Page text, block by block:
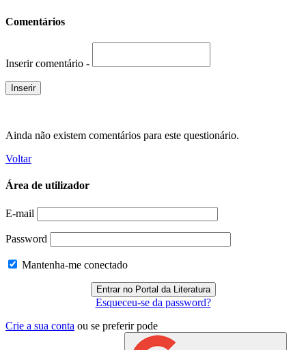
Comentários
Inserir comentário -
Ainda não existem comentários para este questionário.
Voltar
Área de utilizador
E-mail
Password
Mantenha-me conectado
Esqueceu-se da password?
Crie a sua conta ou se preferir pode